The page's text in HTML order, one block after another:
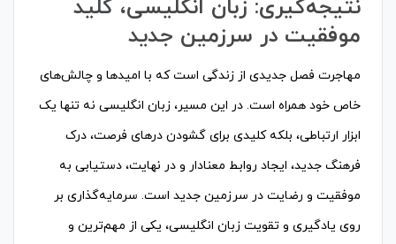
نتیجه‌گیری: زبان انگلیسی، کلید
موفقیت در سرزمین جدید
مهاجرت فصل جدیدی از زندگی است که با امیدها و چالش‌های
خاص خود همراه است. در این مسیر، زبان انگلیسی نه تنها یک
ابزار ارتباطی، بلکه کلیدی برای گشودن درهای فرصت، درک
فرهنگ جدید، ایجاد روابط معنادار و در نهایت، دستیابی به
موفقیت و رضایت در سرزمین جدید است. سرمایه‌گذاری بر
روی یادگیری و تقویت زبان انگلیسی، یکی از مهم‌ترین و